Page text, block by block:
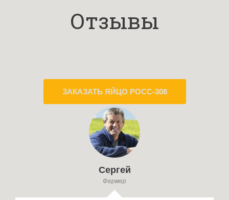
Отзывы
ЗАКАЗАТЬ ЯЙЦО РОСС-308
Сергей
Фермер